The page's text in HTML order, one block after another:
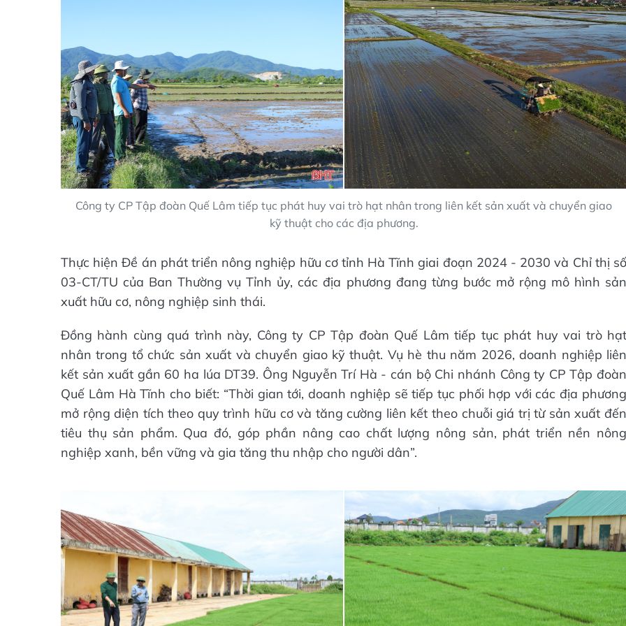
Công ty CP Tập đoàn Quế Lâm tiếp tục phát huy vai trò hạt nhân trong liên kết sản xuất và chuyển giao
kỹ thuật cho các địa phương.
Thực hiện Đề án phát triển nông nghiệp hữu cơ tỉnh Hà Tĩnh giai đoạn 2024 - 2030 và Chỉ thị số
03-CT/TU của Ban Thường vụ Tỉnh ủy, các địa phương đang từng bước mở rộng mô hình sản
xuất hữu cơ, nông nghiệp sinh thái.
Đồng hành cùng quá trình này, Công ty CP Tập đoàn Quế Lâm tiếp tục phát huy vai trò hạt
nhân trong tổ chức sản xuất và chuyển giao kỹ thuật. Vụ hè thu năm 2026, doanh nghiệp liên
kết sản xuất gần 60 ha lúa DT39. Ông Nguyễn Trí Hà - cán bộ Chi nhánh Công ty CP Tập đoàn
Quế Lâm Hà Tĩnh cho biết: “Thời gian tới, doanh nghiệp sẽ tiếp tục phối hợp với các địa phương
mở rộng diện tích theo quy trình hữu cơ và tăng cường liên kết theo chuỗi giá trị từ sản xuất đến
tiêu thụ sản phẩm. Qua đó, góp phần nâng cao chất lượng nông sản, phát triển nền nông
nghiệp xanh, bền vững và gia tăng thu nhập cho người dân”.